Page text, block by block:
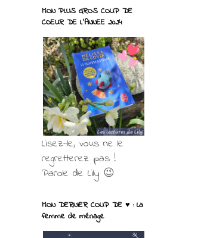
MON PLUS GROS COUP DE
COEUR DE L'ANNEE 2024
Lisez-le, vous ne le
regretterez pas !
Parole de Lily 😉
MON DERNIER COUP DE ♥ : La
femme de ménage